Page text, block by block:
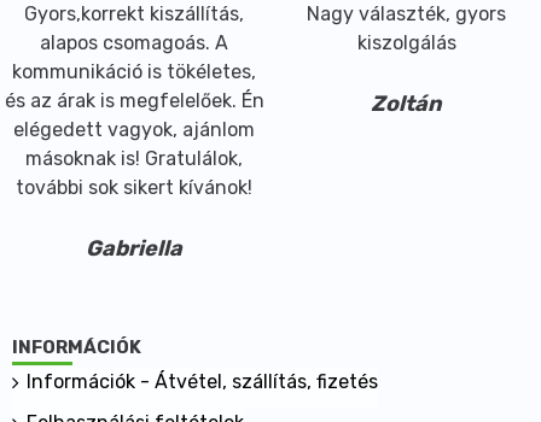
Gyors,korrekt kiszállítás,
alapos csomagoás. A
kommunikáció is tökéletes,
és az árak is megfelelőek. Én
elégedett vagyok, ajánlom
másoknak is! Gratulálok,
további sok sikert kívánok!
Gabriella
Nagy választék, gyors
kiszolgálás
Zoltán
INFORMÁCIÓK
Információk - Átvétel, szállítás, fizetés